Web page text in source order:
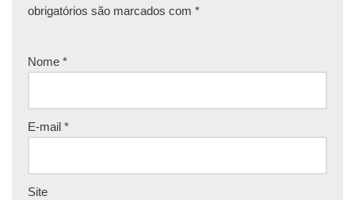
obrigatórios são marcados com *
Nome *
E-mail *
Site